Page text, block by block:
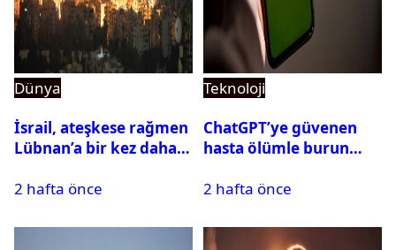
Dünya
İsrail, ateşkese rağmen
Lübnan’a bir kez daha
2 hafta önce
Teknoloji
ChatGPT’ye güvenen
hasta ölümle burun
davalık oldu
2 hafta önce